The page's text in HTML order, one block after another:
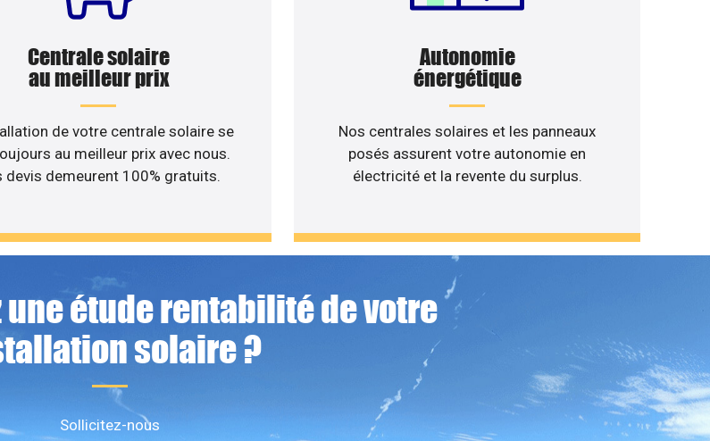
Centrale solaire
au meilleur prix
de votre centrale solaire se
au meilleur prix avec nous.
devis demeurent 100% gratuits.
Autonomie
énergétique
Nos centrales solaires et les panneaux
posés assurent votre autonomie en
électricité et la revente du surplus.
une étude rentabilité de votre
solaire ?
Sollicitez-nous